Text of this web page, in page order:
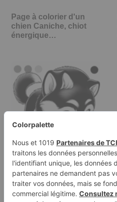
Page à colorier d'un
chien Caniche, chiot
énergique…
Page à colorier d'un
chien Husky, chiot
énergique…